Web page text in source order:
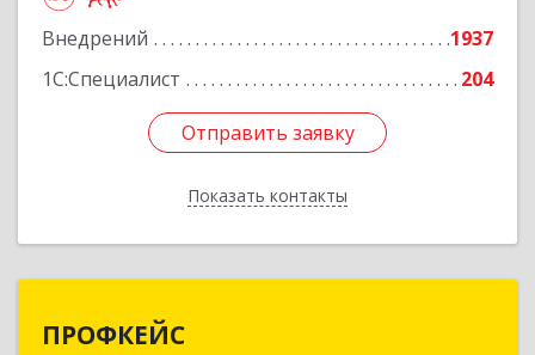
Внедрений
1937
1С:Специалист
204
Отправить заявку
Показать контакты
Подробнее
Отправить заявку
Назад
ПРОФКЕЙС